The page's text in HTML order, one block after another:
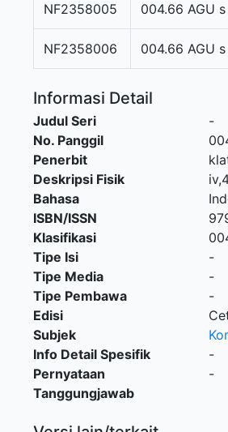
NF2358005 004.66 AGU s
NF2358006 004.66 AGU s
Informasi Detail
Judul Seri
-
No. Panggil
Penerbit
Deskripsi Fisik
Bahasa
ISBN/ISSN
Klasifikasi
Tipe Isi
-
Tipe Media
-
Tipe Pembawa
-
Edisi
Subjek
Info Detail Spesifik
-
Pernyataan
Tanggungjawab
-